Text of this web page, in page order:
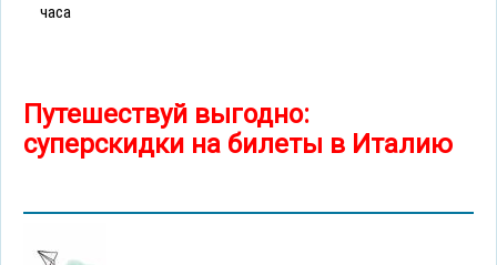
часа
Путешествуй выгодно:
суперскидки на билеты в Италию